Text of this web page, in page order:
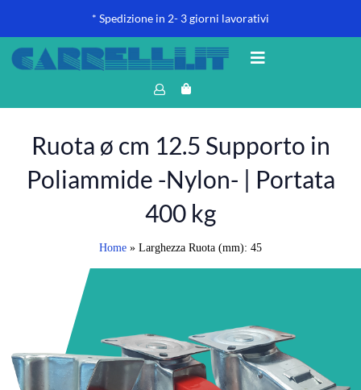
* Spedizione in 2- 3 giorni lavorativi
Ruota ø cm 12.5 Supporto in
Poliammide -Nylon- | Portata
400 kg
Home » Larghezza Ruota (mm): 45